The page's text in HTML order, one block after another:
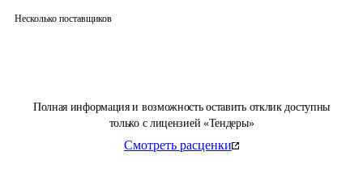
Полная информация и возможность оставить отклик доступны
только с лицензией «Тендеры»
Смотреть расценки
Несколько поставщиков